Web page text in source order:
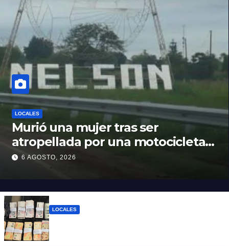
LOCALES
Murió una mujer tras ser
atropellada por una motocicleta
en Nelson
6 AGOSTO, 2026
LOCALES